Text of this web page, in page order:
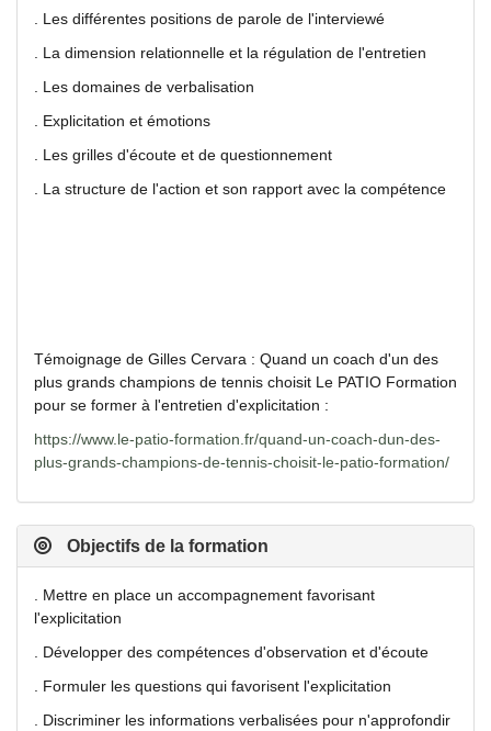
. Les différentes positions de parole de l'interviewé
. La dimension relationnelle et la régulation de l'entretien
. Les domaines de verbalisation
. Explicitation et émotions
. Les grilles d'écoute et de questionnement
. La structure de l'action et son rapport avec la compétence
Témoignage de Gilles Cervara : Quand un coach d'un des
plus grands champions de tennis choisit Le PATIO Formation
pour se former à l'entretien d'explicitation :
https://www.le-patio-formation.fr/quand-un-coach-dun-des-
plus-grands-champions-de-tennis-choisit-le-patio-formation/
Objectifs de la formation
. Mettre en place un accompagnement favorisant
l'explicitation
. Développer des compétences d'observation et d'écoute
. Formuler les questions qui favorisent l'explicitation
. Discriminer les informations verbalisées pour n'approfondir